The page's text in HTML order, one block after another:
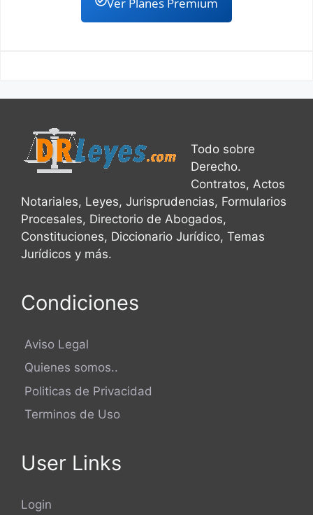
Todo sobre
Derecho.
Contratos, Actos
Notariales, Leyes, Jurisprudencias, Formularios
Procesales, Directorio de Abogados,
Constituciones, Diccionario Jurídico, Temas
Jurídicos y más.
Condiciones
Aviso Legal
Quienes somos..
Politicas de Privacidad
Terminos de Uso
User Links
Login